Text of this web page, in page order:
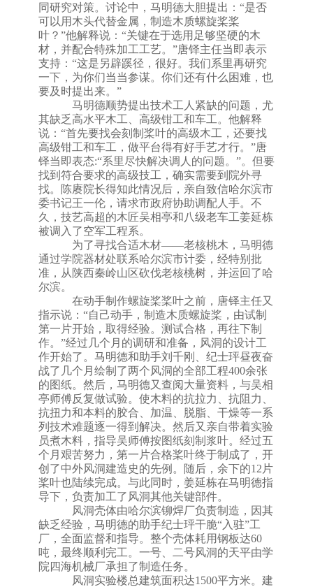
同研究对策。 讨论中，马明德大胆提出： “是否
可以用木头代替金属，制造木质螺旋桨桨
叶？ ”他解释说： “关键在于选用足够坚硬的木
材，并配合特殊加工工艺。 ”唐铎主任当即表示
支持： “这是另辟蹊径，很好。我们系里再研究
一下，为你们当当参谋。你们还有什么困难，也
要及时提出来。 ”
马明德顺势提出技术工人紧缺的问题，尤
其缺乏高水平木工、高级钳工和车工。他解释
说： “首先要找会刻制桨叶的高级木工，还要找
高级钳工和车工，做平台得有好手艺才行。”唐
铎当即表态:“系里尽快解决调人的问题。”。但要
找到符合要求的高级技工，确实需要到院外寻
找。陈赓院长得知此情况后，亲自致信哈尔滨市
委书记王一伦，请求市政府协助调配人手。不
久，技艺高超的木匠吴相亭和八级老车工姜延栋
被调入了空军工程系。
为了寻找合适木材——老核桃木，马明德
通过学院器材处联系哈尔滨市计委，经特别批
准，从陕西秦岭山区砍伐老核桃树，并运回了哈
尔滨。
在动手制作螺旋桨桨叶之前，唐铎主任又
指示说： “自己动手，制造木质螺旋桨，由试制
第一片开始，取得经验。测试合格，再往下制
作。”经过几个月的调研和准备，风洞的设计工
作开始了。马明德和助手刘千刚、 纪士玶昼夜奋
战了几个月绘制了两个风洞的全部工程400余张
的图纸。然后，马明德又查阅大量资料，与吴相
亭师傅反复做试验。使木料的抗拉力、抗阻力、
抗扭力和本料的胶合、加温、脱脂、干燥等一系
列技术难题逐一得到解决。然后又亲自带着实验
员煮木料，指导吴师傅按图纸刻制浆叶。经过五
个月艰苦努力，第一片合格桨叶终于制成了，开
创了中外风洞建造史的先例。随后，余下的12 片
桨叶也陆续完成。与此同时，姜延栋在马明德指
导下，负责加工了风洞其他关键部件。
风洞壳体由哈尔滨铆焊厂负责制造，因其
缺乏经验，马明德的助手纪士玶干脆“入驻”工
厂，全面监督和指导。整个壳体耗用钢板达60
吨，最终顺利完工。一号、二号风洞的天平由学
院四海机械厂承担了制造任务。
风洞实验楼总建筑面积达1500平方米。建